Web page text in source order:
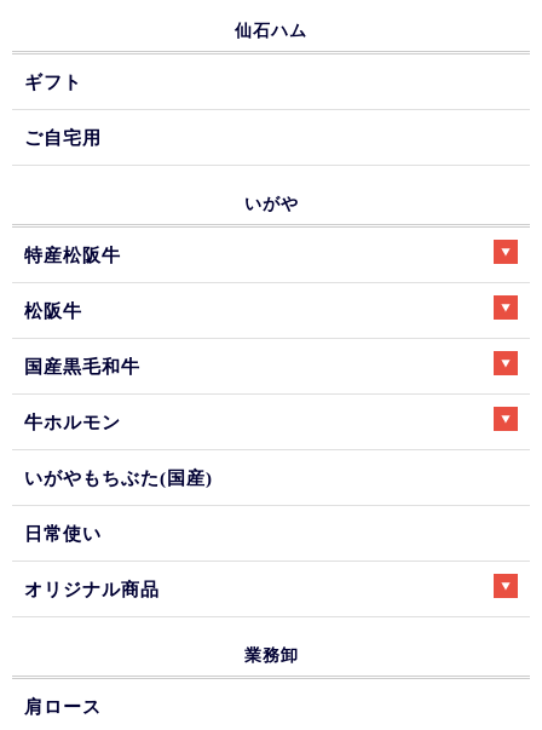
仙石ハム
ギフト
ご自宅用
いがや
特産松阪牛
松阪牛
国産黒毛和牛
牛ホルモン
いがやもちぶた(国産)
日常使い
オリジナル商品
業務卸
肩ロース